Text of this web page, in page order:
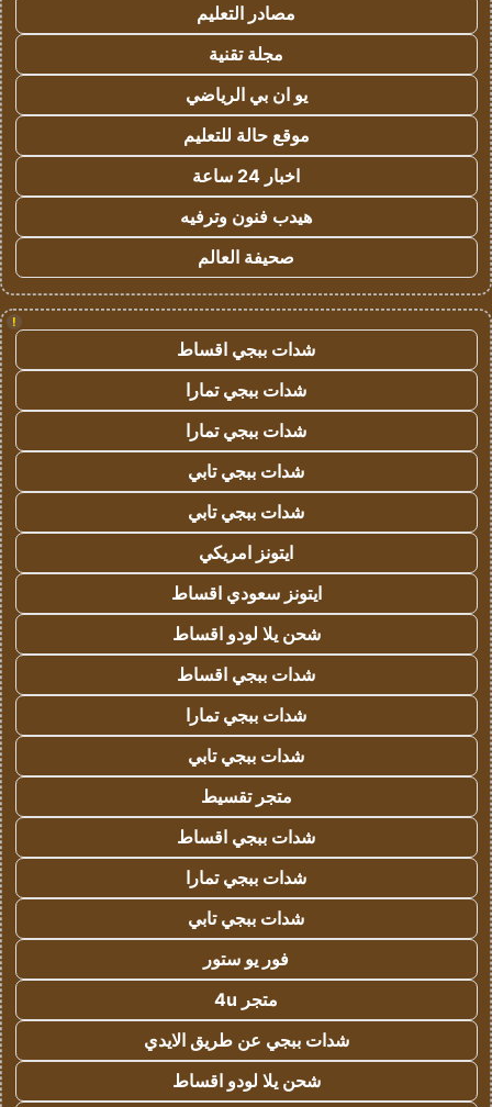
مصادر التعليم
مجلة تقنية
يو ان بي الرياضي
موقع حالة للتعليم
اخبار 24 ساعة
هيدب فنون وترفيه
صحيفة العالم
!
شدات ببجي اقساط
شدات ببجي تمارا
شدات ببجي تمارا
شدات ببجي تابي
شدات ببجي تابي
ايتونز امريكي
ايتونز سعودي اقساط
شحن يلا لودو اقساط
شدات ببجي اقساط
شدات ببجي تمارا
شدات ببجي تابي
متجر تقسيط
شدات ببجي اقساط
شدات ببجي تمارا
شدات ببجي تابي
فور يو ستور
متجر 4u
شدات ببجي عن طريق الايدي
شحن يلا لودو اقساط